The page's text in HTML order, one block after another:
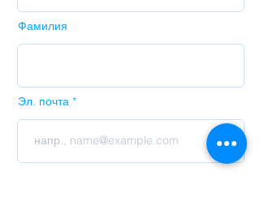
Фамилия
Эл. почта